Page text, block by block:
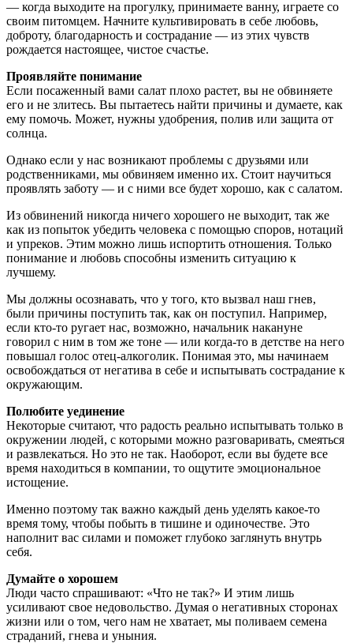
— когда выходите на прогулку, принимаете ванну, играете со
своим питомцем. Начните культивировать в себе любовь,
доброту, благодарность и сострадание — из этих чувств
рождается настоящее, чистое счастье.
Проявляйте понимание
Если посаженный вами салат плохо растет, вы не обвиняете
его и не злитесь. Вы пытаетесь найти причины и думаете, как
ему помочь. Может, нужны удобрения, полив или защита от
солнца.
Однако если у нас возникают проблемы с друзьями или
родственниками, мы обвиняем именно их. Стоит научиться
проявлять заботу — и с ними все будет хорошо, как с салатом.
Из обвинений никогда ничего хорошего не выходит, так же
как из попыток убедить человека с помощью споров, нотаций
и упреков. Этим можно лишь испортить отношения. Только
понимание и любовь способны изменить ситуацию к
лучшему.
Мы должны осознавать, что у того, кто вызвал наш гнев,
были причины поступить так, как он поступил. Например,
если кто-то ругает нас, возможно, начальник накануне
говорил с ним в том же тоне — или когда-то в детстве на него
повышал голос отец-алкоголик. Понимая это, мы начинаем
освобождаться от негатива в себе и испытывать сострадание к
окружающим.
Полюбите уединение
Некоторые считают, что радость реально испытывать только в
окружении людей, с которыми можно разговаривать, смеяться
и развлекаться. Но это не так. Наоборот, если вы будете все
время находиться в компании, то ощутите эмоциональное
истощение.
Именно поэтому так важно каждый день уделять какое-то
время тому, чтобы побыть в тишине и одиночестве. Это
наполнит вас силами и поможет глубоко заглянуть внутрь
себя.
Думайте о хорошем
Люди часто спрашивают: «Что не так?» И этим лишь
усиливают свое недовольство. Думая о негативных сторонах
жизни или о том, чего нам не хватает, мы поливаем семена
страданий, гнева и уныния.